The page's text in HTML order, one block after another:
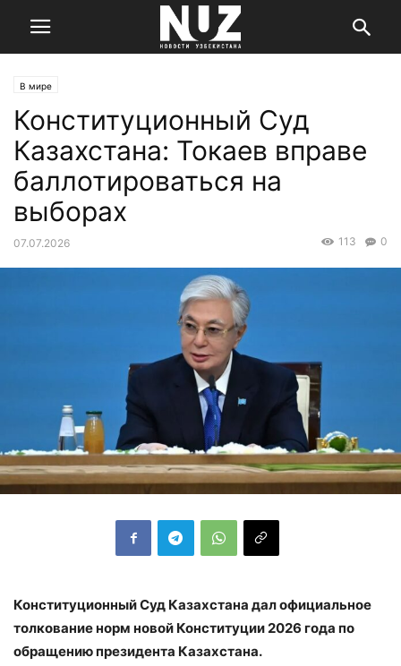
В мире
Конституционный Суд
Казахстана: Токаев вправе
баллотироваться на
выборах
07.07.2026 0
113
Конституционный Суд Казахстана дал официальное
толкование норм новой Конституции 2026 года по
обращению президента Казахстана.